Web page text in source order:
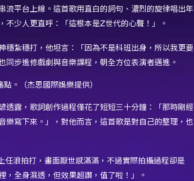
流平台上線。這首歌用直白的詞句、濃烈的旋律唱出年
少人更直呼：「這根本是Z世代的心聲！」。
穩紮穩打，他坦言：「因為不是科班出身，所以我更要
步進修戲劇與音樂課程，朝全方位表演者邁進。
。（杰思國際娛樂提供）
露，歌詞創作過程僅花了短短三十分鐘：「那時剛經
寫下來。」，對他而言，這首歌是對自己的整理，也
浪拍打，畫面厭世感滿滿，不過實際拍攝過程卻是
，全身濕透，但效果超讚，值了啦！」。